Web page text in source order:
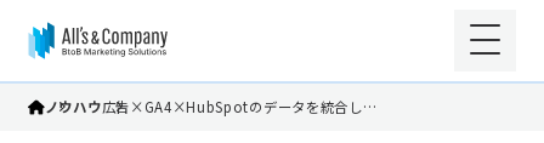
ノウハウ広告×GA4×HubSpotのデータを統合し…